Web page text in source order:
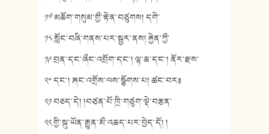
༡༧ མཆོག་གསུམ་གྱྀ་རྟེན་བཙུགས། དགེ་
༡༨ སློང་བཞི་གནས་པར་སྦྱར་ནས། རྐྱེན་ཀྱྀ་
༡༩ བྲན་དང་ཞྀང་འབྲོག་དང༌། ལྷ་ཆ་དང༌། ནོར་རྫས་
༢༠ དང༌། རྐང་འགྲོས་ལས་སྩོགས་པ། ཚང་བར༔
༢༡ བཅད་དེ། །བཙན་པོ་ཁྲི་གཙུག་ལྡེ་བརྩན་
༢༢ གྱི་སྐུ་ཡོན་རྒྱུན་མྀ་འཆད་པར་བྱེད་དོ། །